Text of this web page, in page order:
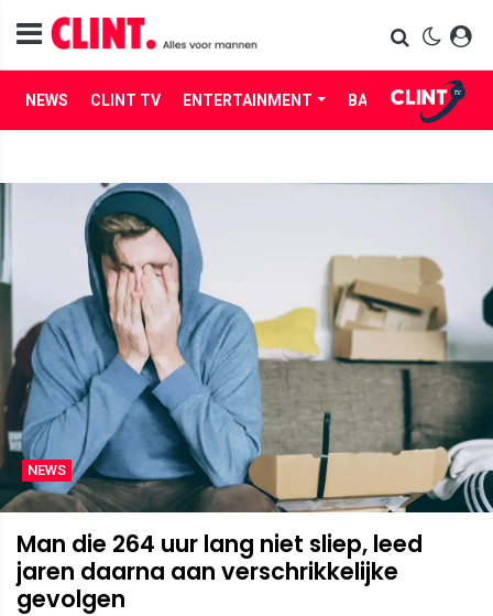
NEWS CLINT TV ENTERTAINMENT BABES LIFE
NEWS
Man die 264 uur lang niet sliep, leed
jaren daarna aan verschrikkelijke
gevolgen